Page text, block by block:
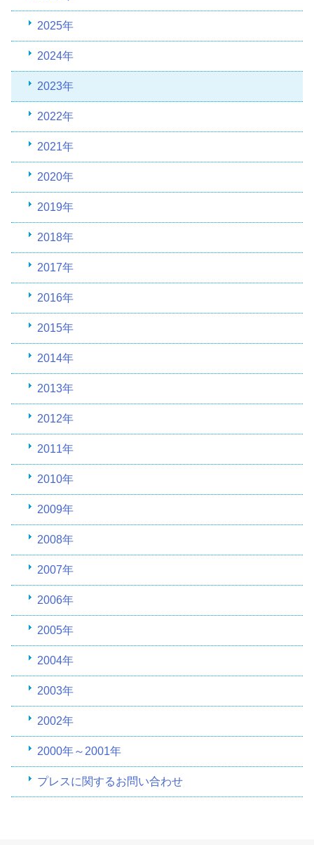
2025年
2024年
2023年
2022年
2021年
2020年
2019年
2018年
2017年
2016年
2015年
2014年
2013年
2012年
2011年
2010年
2009年
2008年
2007年
2006年
2005年
2004年
2003年
2002年
2000年～2001年
プレスに関するお問い合わせ